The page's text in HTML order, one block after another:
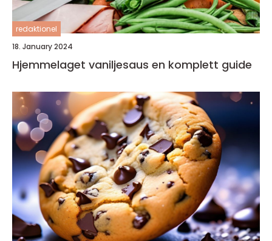
redaktionel
18. January 2024
Hjemmelaget vaniljesaus en komplett guide